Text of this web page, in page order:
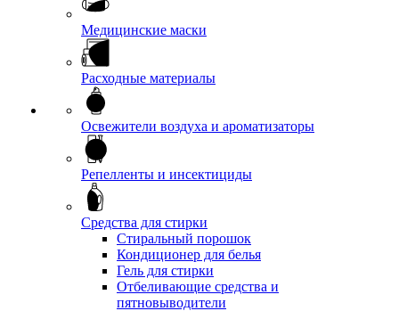
Медицинские маски
Расходные материалы
Освежители воздуха и ароматизаторы
Репелленты и инсектициды
Средства для стирки
Стиральный порошок
Кондиционер для белья
Гель для стирки
Отбеливающие средства и
пятновыводители